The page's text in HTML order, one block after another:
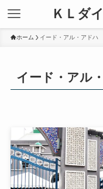
ＫＬダ
ホーム イード・アル・アドハ
イード・アル